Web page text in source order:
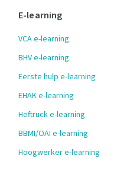
E-learning
VCA e-learning
BHV e-learning
Eerste hulp e-learning
EHAK e-learning
Heftruck e-learning
BBMI/OAI e-learning
Hoogwerker e-learning